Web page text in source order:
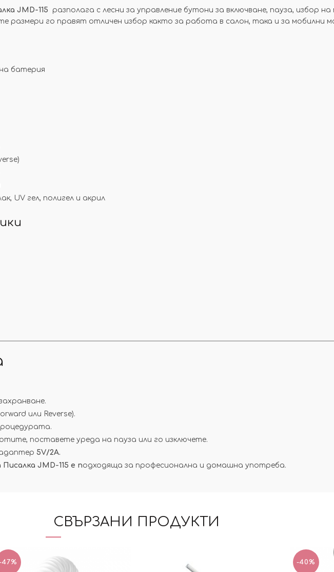
JMD-115
разполага с лесни за управление бутони за включване, пауза, избор
размери го правят отличен избор както за работа в салон, така и за мобилни
батерия
UV гел, полигел и акрил
или Reverse).
поставете уреда на пауза или го изключете.
5V/2A.
JMD-115 e подходяща за професионална и домашна употреба.
СВЪРЗАНИ ПРОДУКТИ
47% -40%